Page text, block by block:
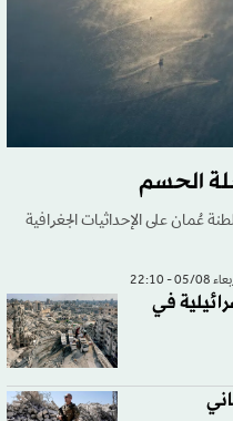
الحسم
عُمان على الإحداثيات الجغرافية
05/08 - 22:10
في